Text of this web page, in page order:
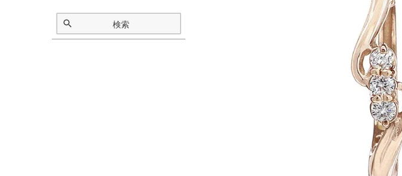
検索